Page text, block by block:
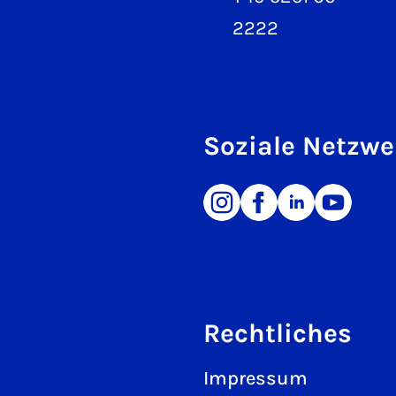
2222
Soziale
Rechtliches
Impressum